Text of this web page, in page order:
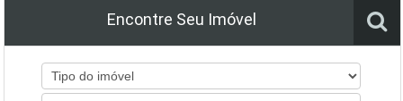
Encontre Seu Imóvel